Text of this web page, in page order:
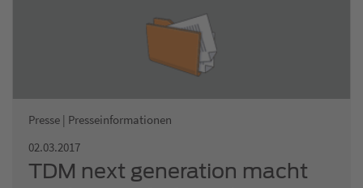
Presse | Presseinformationen
02.03.2017
TDM next generation macht